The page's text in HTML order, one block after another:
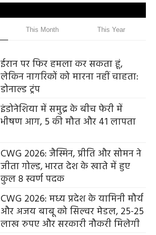
This Month This Year
ईरान पर फिर हमला कर सकता हूं,
लेकिन नागरिकों को मारना नहीं चाहता:
डोनाल्ड ट्रंप
इंडोनेशिया में समुद्र के बीच फेरी में
भीषण आग, 5 की मौत और 41 लापता
CWG 2026: जैस्मिन, प्रीति और सोमन ने
जीता गोल्ड, भारत देश के खाते में हुए
कुल 8 स्वर्ण पदक
CWG 2026: मध्य प्रदेश के यामिनी मौर्य
और अजय बाबू को सिल्वर मेडल, 25-25
लाख रुपए और सरकारी नौकरी मिलेगी